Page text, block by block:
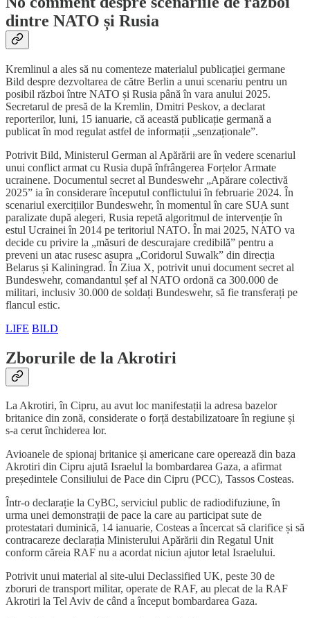
dintre NATO și Rusia
Kremlinul a ales să nu comenteze materialul publicației germane
Bild despre dezvoltarea de către Berlin a unui scenariu pentru un
posibil război între NATO și Rusia până în vara anului 2025.
Secretarul de presă de la Kremlin, Dmitri Peskov, a declarat
reporterilor, luni, 15 ianuarie, că această publicație germană a
publicat în mod regulat astfel de informații „senzaționale”.
Potrivit Bild, Ministerul German al Apărării are în vedere scenariul
unui conflict armat cu Rusia după înfrângerea Forțelor Armate
ucrainene. Documentul secret al Bundeswehr „Apărare colectivă
2025” ia în considerare începutul conflictului în februarie 2024. În
scenariul exercițiilor Bundeswehr, în momentul în care SUA sunt
paralizate după alegeri, Rusia repetă algoritmul de intervenție în
estul Ucrainei în 2014 pe teritoriul NATO. În mai 2025, NATO va
decide cu privire la „măsuri de descurajare credibilă” pentru a
preveni un atac rusesc asupra „Coridorul Suwalk” din direcția
Belarus și Kaliningrad. În Ziua X, potrivit unui document secret al
Bundeswehr, comandantul șef al NATO ordonă ca 300.000 de
militari, inclusiv 30.000 de soldați Bundeswehr, să fie transferați pe
flancul estic.
LIFE BILD
Zborurile de la Akrotiri
La Akrotiri, în Cipru, au avut loc manifestații la adresa bazelor
britanice din zonă, considerate o forță destabilizatoare în regiune și
s-a cerut închiderea lor.
Avioanele de spionaj britanice și americane care operează din baza
Akrotiri din Cipru ajută Israelul la bombardarea Gaza, a afirmat
președintele Consiliului de Pace din Cipru (PCC), Tassos Costeas.
Într-o declarație la CyBC, serviciul public de radiodifuziune, în
urma unei demonstrații de pace la care au participat sute de
protestatari duminică, 14 ianuarie, Costeas a încercat să clarifice și să
contracareze declarația Ministerului Apărării din Regatul Unit
conform căreia RAF nu a acordat niciun ajutor letal Israelului.
Potrivit unui material al site-ului Declassified UK, peste 30 de
zboruri de transport militar, operate de RAF, au plecat de la RAF
Akrotiri la Tel Aviv de când a început bombardarea Gaza.